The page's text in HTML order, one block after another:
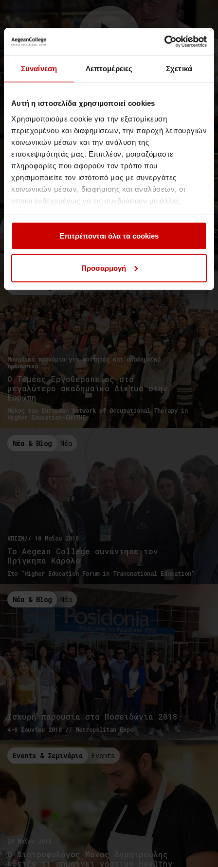
Συναίνεση Λεπτομέρειες Σχετικά
Αυτή η ιστοσελίδα χρησιμοποιεί cookies
Χρησιμοποιούμε cookie για την εξατομίκευση
περιεχομένου και διαφημίσεων, την παροχή λειτουργιών
κοινωνικών μέσων και την ανάλυση της
επισκεψιμότητάς μας. Επιπλέον, μοιραζόμαστε
πληροφορίες που αφορούν τον τρόπο που
χρησιμοποιείτε τον ιστότοπό μας με συνεργάτες
κοινωνικών μέσων, διαφήμισης και αναλύσεων, οι
οποίοι ενδεχομένως να τις συνδυάσουν με άλλες
έχουν συλλέξει σε σχέση με την από μέρους σας χρήση
των υπηρεσιών τους.Επιτρέπονται όλα τα cookies
Προσαρμογή
PhD, Physiotherapy Dpt, Coventry University
Νέα & Blog Testimonials
Dr Catherine Meehan
Μοναδικά προνόμια για φοιτητές και ακαδημαϊκό
προσωπικό
Ο Τομέας Εργοθεραπείας στο
μεγαλύτερο ακαδημαϊκό Δίκτυο στην
Ευρώπη
Μέλος του European Network of Occupational Therapy in
Higher Education-ENOTHE
Νέα & Blog Νέα
ΚΠΙΣΝ// 10 Μαΐου 2018
To Aegean College συνάντησε τον
Πρίγκηπα Κάρολο
Στο "Higher Education Forum in Transnational Education"
Νέα & Blog Νέα
Ισχυρή παρουσία στα Ποσειδώνια 2018
4-8 Ιουνίου 2018 // Metropolitan Expo
Events & Σεμινάρια Events
29 Μαΐου 2018
Ο Διατροφολόγος Μάνος Δημητρούλης
έδειξε τι σημαίνει νόστιμο Healthy